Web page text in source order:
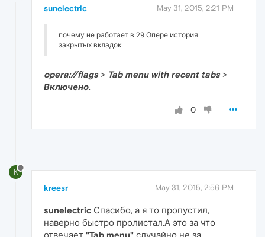
sunelectric May 31, 2015, 2:21 PM
почему не работает в 29 Опере история
закрытых вкладок
opera://flags > Tab menu with recent tabs >
Включено.
0
K
kreesr May 31, 2015, 2:56 PM
sunelectric Спасибо, а я то пропустил,
наверно быстро пролистал.А это за что
отвечает "Tab menu" случайно не за